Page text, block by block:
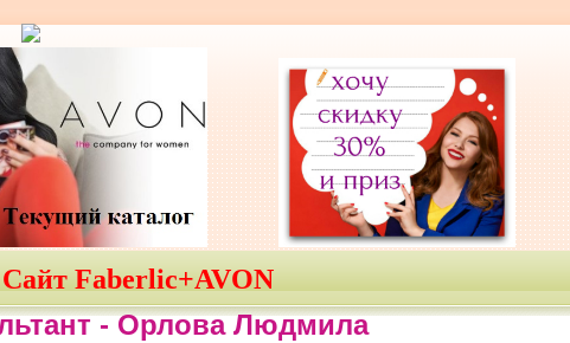
Сайт Faberlic+AVON
-Орлова Людмила